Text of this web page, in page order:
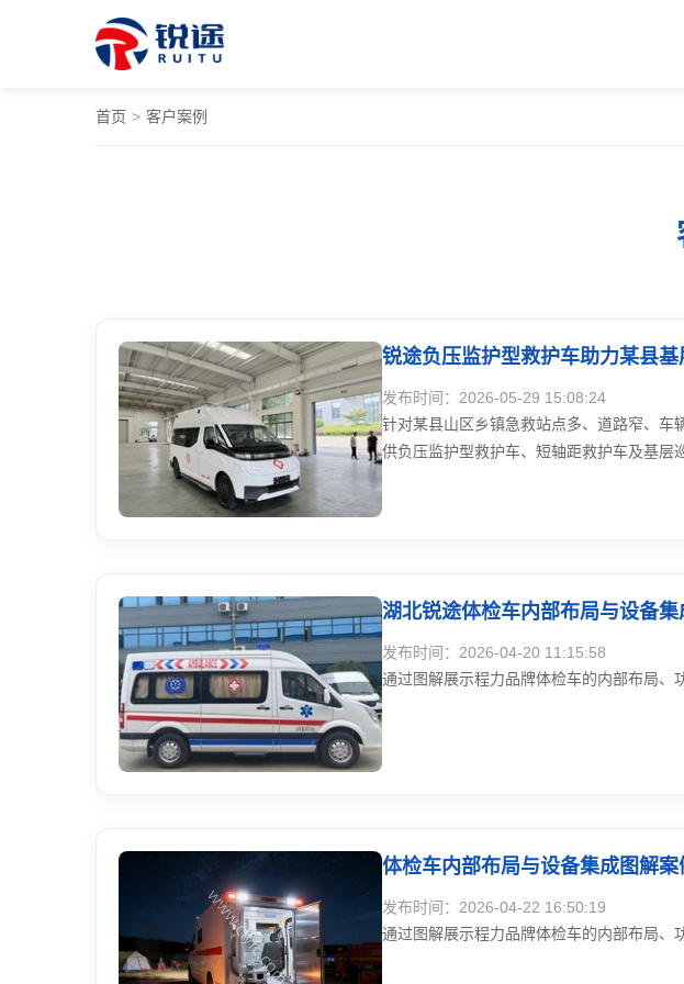
首页 > 客户案例
锐途负压监护型救护车助力某县
发布时间：2026-05-29 15:08:24
针对某县山区乡镇急救站点多、道路窄、车
供负压监护型救护车、短轴距救护车及基层
湖北锐途体检车内部布局与设备集
发布时间：2026-04-20 11:15:58
通过图解展示程力品牌体检车的内部布局、
体检车内部布局与设备集成图解案
发布时间：2026-04-22 16:50:19
通过图解展示程力品牌体检车的内部布局、